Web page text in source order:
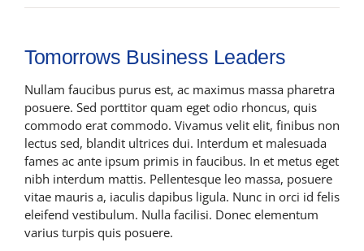
Admissions
Classes
Parents
Latest News
Contact Us
Tomorrows Business Leaders
Nullam faucibus purus est, ac maximus massa pharetra
posuere. Sed porttitor quam eget odio rhoncus, quis
commodo erat commodo. Vivamus velit elit, finibus non
lectus sed, blandit ultrices dui. Interdum et malesuada
fames ac ante ipsum primis in faucibus. In et metus eget
nibh interdum mattis. Pellentesque leo massa, posuere
vitae mauris a, iaculis dapibus ligula. Nunc in orci id felis
eleifend vestibulum. Nulla facilisi. Donec elementum
varius turpis quis posuere.